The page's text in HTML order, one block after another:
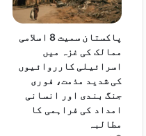
پاکستان سمیت 8 اسلامی
ممالک کی غزہ میں
اسرائیلی کارروائیوں
کی شدید مذمت، فوری
جنگ بندی اور انسانی
امداد کی فراہمی کا
مطالبہ